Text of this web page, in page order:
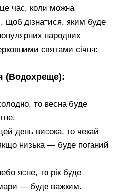
час, коли можна
щоб дізнатися, яким буде
народних
святами січня:
(Водохреще):
то весна буде
день висока, то чекай
низька — буде поганий
ясне, то рік буде
— буде важким.